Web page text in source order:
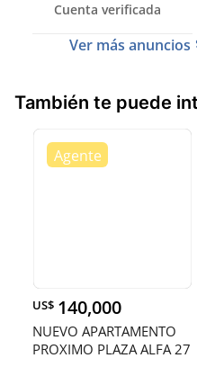
Cuenta verificada
Ver más anuncios
También te puede
US$ 140,000
NUEVO APARTAMENTO
PROXIMO PLAZA ALFA 27